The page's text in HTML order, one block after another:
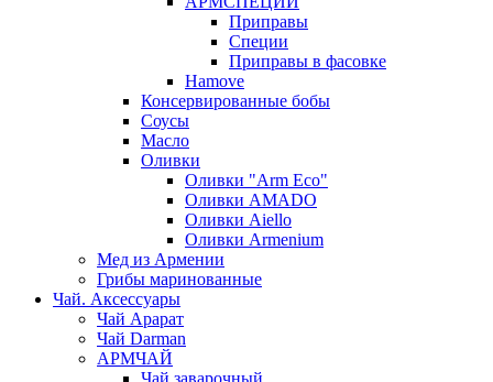
Приправы
Специи
Приправы в фасовке
Hamove
Консервированные бобы
Соусы
Масло
Оливки
Оливки "Arm Eco"
Оливки AMADO
Оливки Aiello
Оливки Armenium
Мед из Армении
Грибы маринованные
Чай. Аксессуары
Чай Арарат
Чай Darman
АРМЧАЙ
Чай заварочный